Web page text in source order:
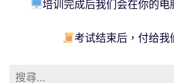
培训完成后我们会在你的电
考试结束后，付给我